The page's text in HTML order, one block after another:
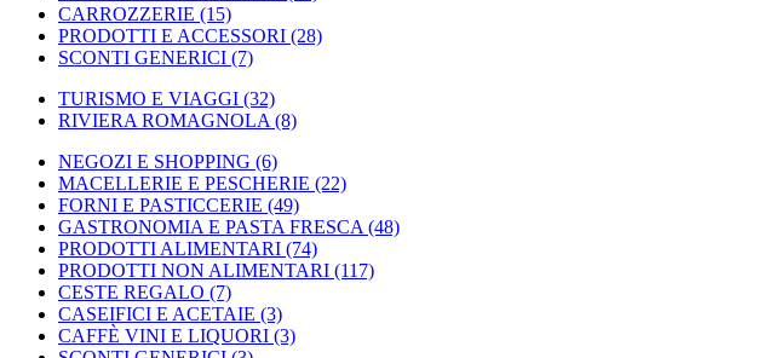
CARROZZERIE (15)
PRODOTTI E ACCESSORI (28)
SCONTI GENERICI (7)
TURISMO E VIAGGI (32)
RIVIERA ROMAGNOLA (8)
NEGOZI E SHOPPING (6)
MACELLERIE E PESCHERIE (22)
FORNI E PASTICCERIE (49)
GASTRONOMIA E PASTA FRESCA (48)
PRODOTTI ALIMENTARI (74)
PRODOTTI NON ALIMENTARI (117)
CESTE REGALO (7)
CASEIFICI E ACETAIE (3)
CAFFÈ VINI E LIQUORI (3)